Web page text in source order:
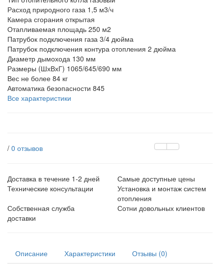
Расход природного газа 1,5 м3/ч
Камера сгорания открытая
Отапливаемая площадь 250 м2
Патрубок подключения газа 3/4 дюйма
Патрубок подключения контура отопления 2 дюйма
Диаметр дымохода 130 мм
Размеры (ШхВхГ) 1065/645/690 мм
Вес не более 84 кг
Автоматика безопасности 845
Все характеристики
/ 0 отзывов
Доставка в течение 1-2 дней
Самые доступные цены
Технические консультации
Установка и монтаж систем
отопления
Собственная служба
доставки
Сотни довольных клиентов
Описание Характеристики Отзывы (0)